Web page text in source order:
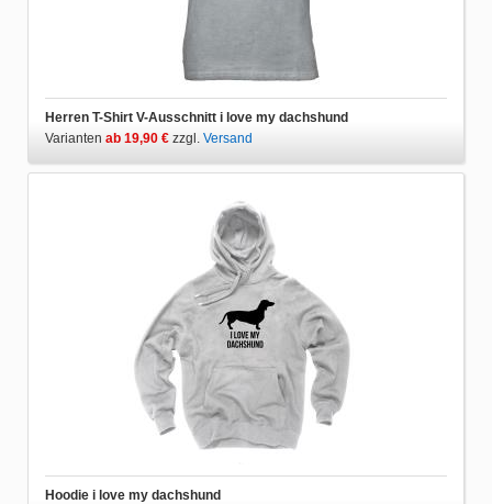
Herren T-Shirt V-Ausschnitt i love my dachshund
Varianten ab 19,90 € zzgl. Versand
Hoodie i love my dachshund